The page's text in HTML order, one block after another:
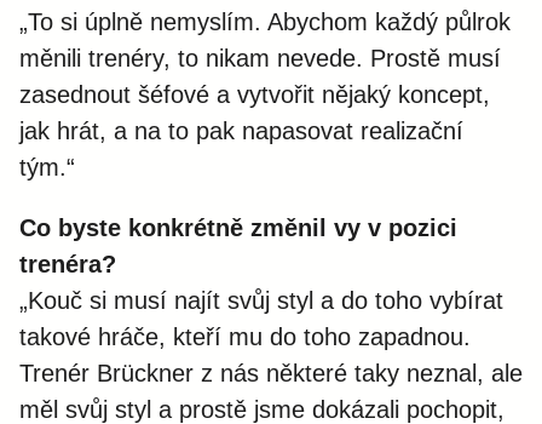
„To si úplně nemyslím. Abychom každý půlrok
měnili trenéry, to nikam nevede. Prostě musí
zasednout šéfové a vytvořit nějaký koncept,
jak hrát, a na to pak napasovat realizační
tým.“
Co byste konkrétně změnil vy v pozici
trenéra?
„Kouč si musí najít svůj styl a do toho vybírat
takové hráče, kteří mu do toho zapadnou.
Trenér Brückner z nás některé taky neznal, ale
měl svůj styl a prostě jsme dokázali pochopit,